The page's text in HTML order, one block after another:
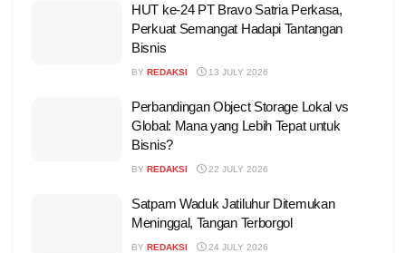
HUT ke-24 PT Bravo Satria Perkasa,
Perkuat Semangat Hadapi Tantangan
Bisnis
BY REDAKSI 13 JULY 2026
Perbandingan Object Storage Lokal vs
Global: Mana yang Lebih Tepat untuk
Bisnis?
BY REDAKSI 22 JULY 2026
Satpam Waduk Jatiluhur Ditemukan
Meninggal, Tangan Terborgol
BY REDAKSI 24 JULY 2026